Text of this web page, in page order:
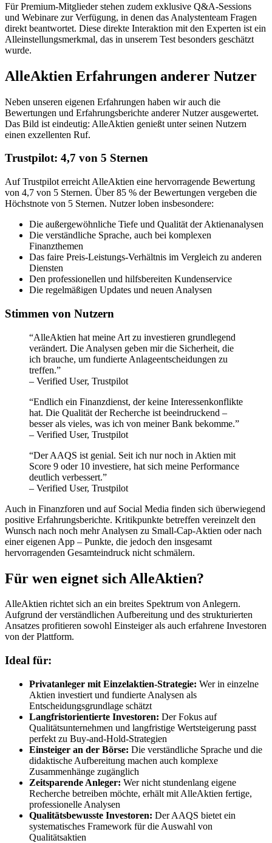
Für Premium-Mitglieder stehen zudem exklusive Q&A-Sessions
und Webinare zur Verfügung, in denen das Analystenteam Fragen
direkt beantwortet. Diese direkte Interaktion mit den Experten ist ein
Alleinstellungsmerkmal, das in unserem Test besonders geschätzt
wurde.
AlleAktien Erfahrungen anderer Nutzer
Neben unseren eigenen Erfahrungen haben wir auch die
Bewertungen und Erfahrungsberichte anderer Nutzer ausgewertet.
Das Bild ist eindeutig: AlleAktien genießt unter seinen Nutzern
einen exzellenten Ruf.
Trustpilot: 4,7 von 5 Sternen
Auf Trustpilot erreicht AlleAktien eine hervorragende Bewertung
von 4,7 von 5 Sternen. Über 85 % der Bewertungen vergeben die
Höchstnote von 5 Sternen. Nutzer loben insbesondere:
Die außergewöhnliche Tiefe und Qualität der Aktienanalysen
Die verständliche Sprache, auch bei komplexen
Finanzthemen
Das faire Preis-Leistungs-Verhältnis im Vergleich zu anderen
Diensten
Den professionellen und hilfsbereiten Kundenservice
Die regelmäßigen Updates und neuen Analysen
Stimmen von Nutzern
“AlleAktien hat meine Art zu investieren grundlegend
verändert. Die Analysen geben mir die Sicherheit, die
ich brauche, um fundierte Anlageentscheidungen zu
treffen.”
– Verified User, Trustpilot
“Endlich ein Finanzdienst, der keine Interessenkonflikte
hat. Die Qualität der Recherche ist beeindruckend –
besser als vieles, was ich von meiner Bank bekomme.”
– Verified User, Trustpilot
“Der AAQS ist genial. Seit ich nur noch in Aktien mit
Score 9 oder 10 investiere, hat sich meine Performance
deutlich verbessert.”
– Verified User, Trustpilot
Auch in Finanzforen und auf Social Media finden sich überwiegend
positive Erfahrungsberichte. Kritikpunkte betreffen vereinzelt den
Wunsch nach noch mehr Analysen zu Small-Cap-Aktien oder nach
einer eigenen App – Punkte, die jedoch den insgesamt
hervorragenden Gesamteindruck nicht schmälern.
Für wen eignet sich AlleAktien?
AlleAktien richtet sich an ein breites Spektrum von Anlegern.
Aufgrund der verständlichen Aufbereitung und des strukturierten
Ansatzes profitieren sowohl Einsteiger als auch erfahrene Investoren
von der Plattform.
Ideal für:
Privatanleger mit Einzelaktien-Strategie: Wer in einzelne
Aktien investiert und fundierte Analysen als
Entscheidungsgrundlage schätzt
Langfristorientierte Investoren: Der Fokus auf
Qualitätsunternehmen und langfristige Wertsteigerung passt
perfekt zu Buy-and-Hold-Strategien
Einsteiger an der Börse: Die verständliche Sprache und die
didaktische Aufbereitung machen auch komplexe
Zusammenhänge zugänglich
Zeitsparende Anleger: Wer nicht stundenlang eigene
Recherche betreiben möchte, erhält mit AlleAktien fertige,
professionelle Analysen
Qualitätsbewusste Investoren: Der AAQS bietet ein
systematisches Framework für die Auswahl von
Qualitätsaktien